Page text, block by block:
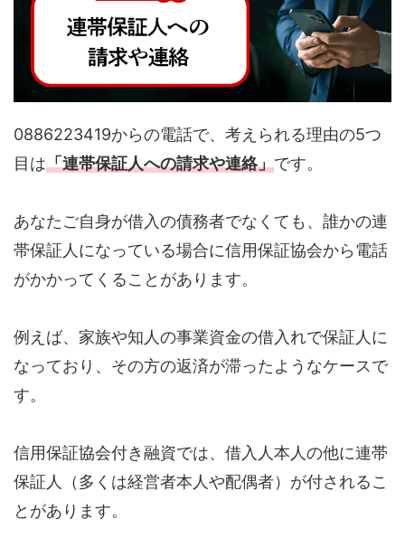
0886223419からの電話で、考えられる理由の5つ
目は「連帯保証人への請求や連絡」です。
あなたご自身が借入の債務者でなくても、誰かの連
帯保証人になっている場合に信用保証協会から電話
がかかってくることがあります。
例えば、家族や知人の事業資金の借入れで保証人に
なっており、その方の返済が滞ったようなケースで
す。
信用保証協会付き融資では、借入人本人の他に連帯
保証人（多くは経営者本人や配偶者）が付されるこ
とがあります。